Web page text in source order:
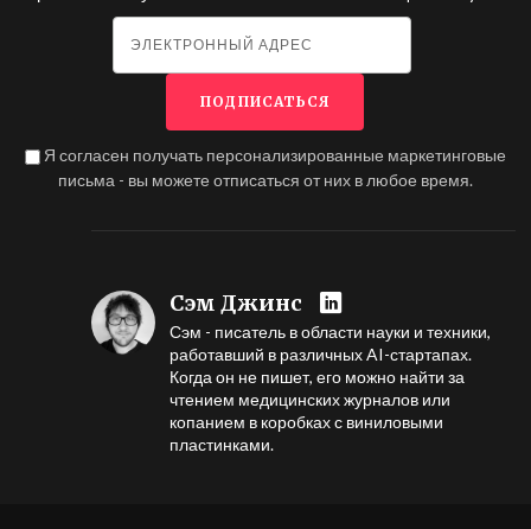
Я согласен получать персонализированные маркетинговые
письма - вы можете отписаться от них в любое время.
Сэм Джинс
Сэм - писатель в области науки и техники,
работавший в различных AI-стартапах.
Когда он не пишет, его можно найти за
чтением медицинских журналов или
копанием в коробках с виниловыми
пластинками.